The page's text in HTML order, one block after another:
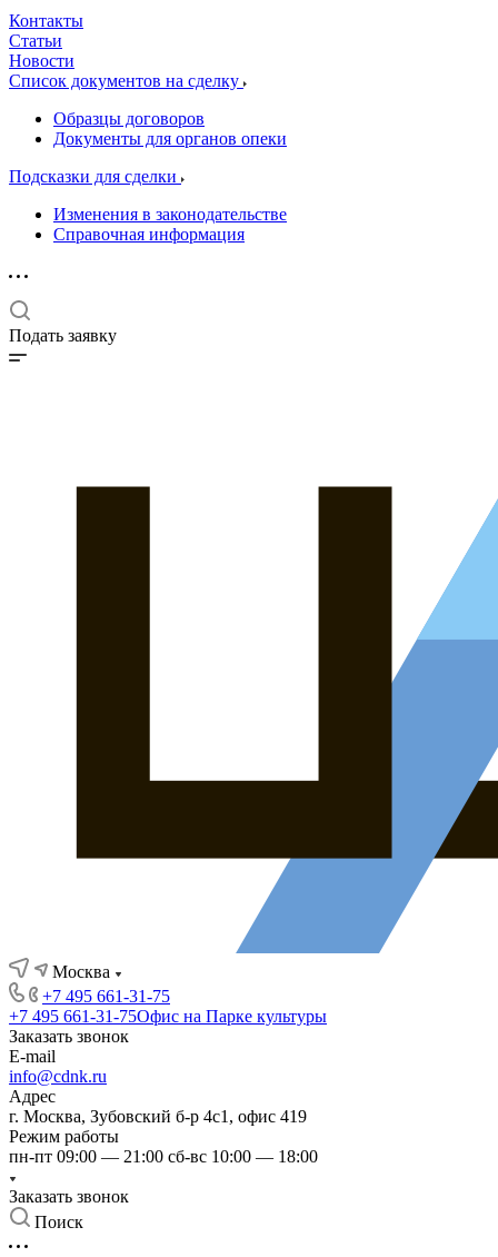
Контакты
Статьи
Новости
Список документов на сделку
Образцы договоров
Документы для органов опеки
Подсказки для сделки
Изменения в законодательстве
Справочная информация
Подать заявку
Москва
+7 495 661-31-75
+7 495 661-31-75Офис на Парке культуры
Заказать звонок
E-mail
info@cdnk.ru
Адрес
г. Москва, Зубовский б-р 4с1, офис 419
Режим работы
пн-пт 09:00 — 21:00 сб-вс 10:00 — 18:00
Заказать звонок
Поиск